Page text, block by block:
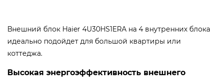
Внешний блок Haier 4U30HS1ERA на 4 внутренних блока
идеально подойдет для большой квартиры или
коттеджа.
Высокая энергоэффективность внешнего